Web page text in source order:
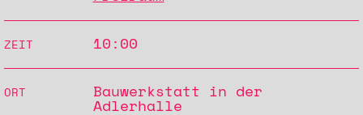
ZEIT 10:00
ORT
Bauwerkstatt in der
Adlerhalle